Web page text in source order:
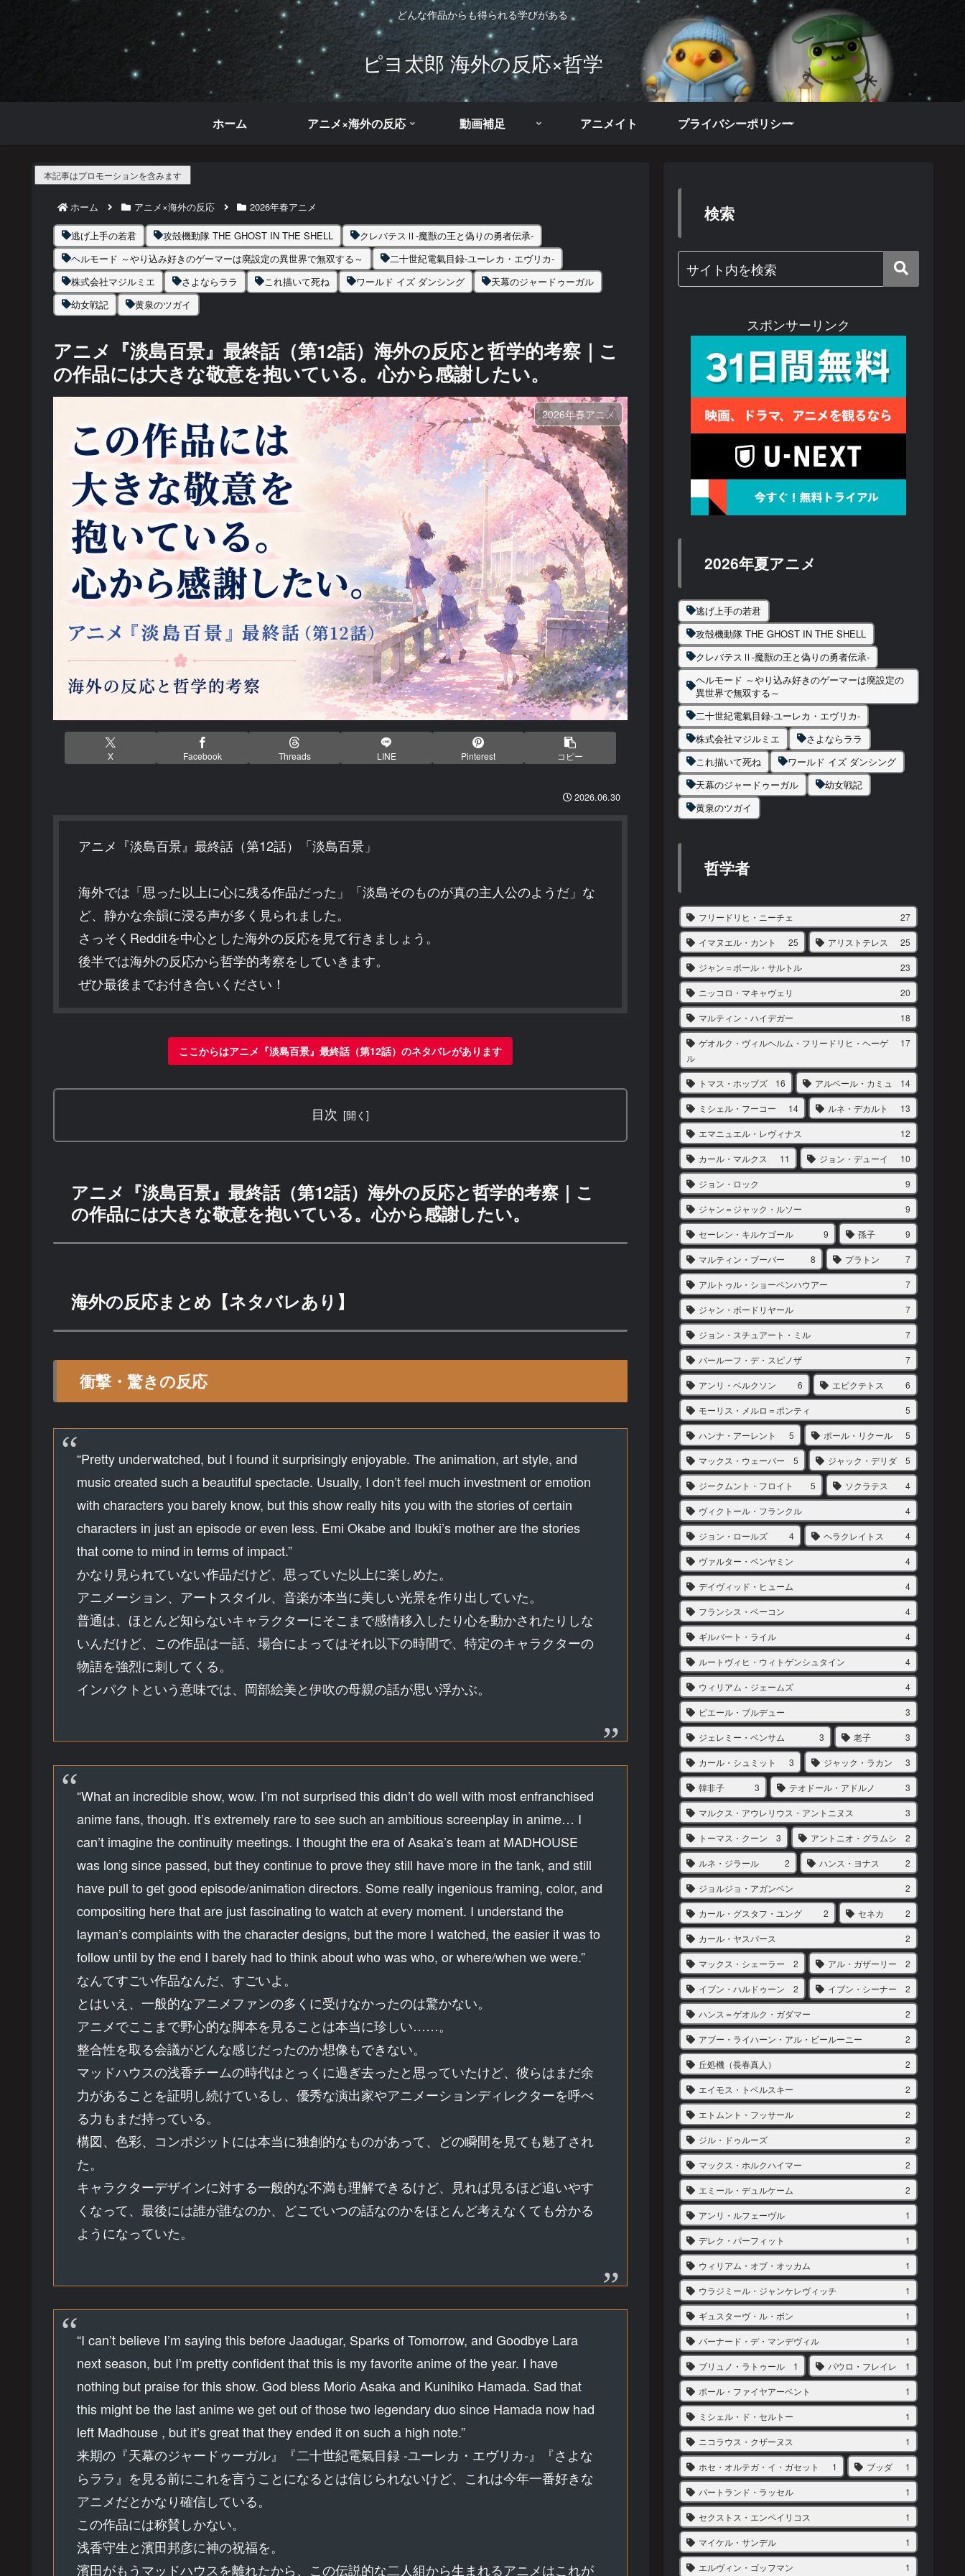
どんな作品からも得られる学びがある
ピヨ太郎 海外の反応×哲学
ホーム アニメ×海外の反応 動画補足 アニメイト プライバシーポリシー
本記事はプロモーションを含みます
ホーム アニメ×海外の反応 2026年春アニメ
逃げ上手の若君 攻殻機動隊 THE GHOST IN THE SHELL
クレバテスⅡ-魔獣の王と偽りの勇者伝承-
ヘルモード ～やり込み好きのゲーマーは廃設定の異世界で無双する～
二十世紀電氣目録-ユーレカ・エヴリカ-
株式会社マジルミエ
さよならララ これ描いて死ね ワールド イズ ダンシング
天幕のジャードゥーガル
幼女戦記
黄泉のツガイ
アニメ『淡島百景』最終話（第12話）海外の反応と哲学的考察｜こ
の作品には大きな敬意を抱いている。心から感謝したい。
2026年春アニメ
X Facebook Threads LINE Pinterest コピー
2026.06.30
アニメ『淡島百景』最終話（第12話）「淡島百景」
海外では「思った以上に心に残る作品だった」「淡島そのものが真の主人公のようだ」な
ど、静かな余韻に浸る声が多く見られました。
さっそくRedditを中心とした海外の反応を見て行きましょう。
後半では海外の反応から哲学的考察をしていきます。
ぜひ最後までお付き合いください！
ここからはアニメ『淡島百景』最終話（第12話）のネタバレがあります
目次
アニメ『淡島百景』最終話（第12話）海外の反応と哲学的考察｜こ
の作品には大きな敬意を抱いている。心から感謝したい。
海外の反応まとめ【ネタバレあり】
衝撃・驚きの反応
“Pretty underwatched, but I found it surprisingly enjoyable. The animation, art style, and
music created such a beautiful spectacle. Usually, I don’t feel much investment or emotion
with characters you barely know, but this show really hits you with the stories of certain
characters in just an episode or even less. Emi Okabe and Ibuki’s mother are the stories
that come to mind in terms of impact.”
かなり見られていない作品だけど、思っていた以上に楽しめた。
アニメーション、アートスタイル、音楽が本当に美しい光景を作り出していた。
普通は、ほとんど知らないキャラクターにそこまで感情移入したり心を動かされたりしな
いんだけど、この作品は一話、場合によってはそれ以下の時間で、特定のキャラクターの
物語を強烈に刺してくる。
インパクトという意味では、岡部絵美と伊吹の母親の話が思い浮かぶ。
“What an incredible show, wow. I’m not surprised this didn’t do well with most enfranchised
anime fans, though. It’s extremely rare to see such an ambitious screenplay in anime… I
can’t imagine the continuity meetings. I thought the era of Asaka’s team at MADHOUSE
was long since passed, but they continue to prove they still have more in the tank, and still
have pull to get good episode/animation directors. Some really ingenious framing, color, and
compositing here that are just fascinating to watch at every moment. I understand the
layman’s complaints with the character designs, but the more I watched, the easier it was to
follow until by the end I barely had to think about who was who, or where/when we were.”
なんてすごい作品なんだ、すごいよ。
とはいえ、一般的なアニメファンの多くに受けなかったのは驚かない。
アニメでここまで野心的な脚本を見ることは本当に珍しい……。
整合性を取る会議がどんな感じだったのか想像もできない。
マッドハウスの浅香チームの時代はとっくに過ぎ去ったと思っていたけど、彼らはまだ余
力があることを証明し続けているし、優秀な演出家やアニメーションディレクターを呼べ
る力もまだ持っている。
構図、色彩、コンポジットには本当に独創的なものがあって、どの瞬間を見ても魅了され
た。
キャラクターデザインに対する一般的な不満も理解できるけど、見れば見るほど追いやす
くなって、最後には誰が誰なのか、どこでいつの話なのかをほとんど考えなくても分かる
ようになっていた。
“I can’t believe I’m saying this before Jaadugar, Sparks of Tomorrow, and Goodbye Lara
next season, but I’m pretty confident that this is my favorite anime of the year. I have
nothing but praise for this show. God bless Morio Asaka and Kunihiko Hamada. Sad that
this might be the last anime we get out of those two legendary duo since Hamada now had
left Madhouse , but it’s great that they ended it on such a high note.”
来期の『天幕のジャードゥーガル』『二十世紀電氣目録 -ユーレカ・エヴリカ-』『さよな
らララ』を見る前にこれを言うことになるとは信じられないけど、これは今年一番好きな
アニメだとかなり確信している。
この作品には称賛しかない。
浅香守生と濱田邦彦に神の祝福を。
濱田がもうマッドハウスを離れたから、この伝説的な二人組から生まれるアニメはこれが
検索
スポンサーリンク
2026年夏アニメ
逃げ上手の若君
攻殻機動隊 THE GHOST IN THE SHELL
クレバテスⅡ-魔獣の王と偽りの勇者伝承-
ヘルモード ～やり込み好きのゲーマーは廃設定の
異世界で無双する～
二十世紀電氣目録-ユーレカ・エヴリカ-
株式会社マジルミエ
さよならララ
これ描いて死ね
ワールド イズ ダンシング
天幕のジャードゥーガル
幼女戦記
黄泉のツガイ
哲学者
フリードリヒ・ニーチェ 27
イマヌエル・カント 25 アリストテレス 25
ジャン＝ポール・サルトル 23
ニッコロ・マキャヴェリ 20
マルティン・ハイデガー 18
ゲオルク・ヴィルヘルム・フリードリヒ・ヘーゲ
ル
17
トマス・ホッブズ 16 アルベール・カミュ 14
ミシェル・フーコー 14 ルネ・デカルト 13
エマニュエル・レヴィナス 12
カール・マルクス 11 ジョン・デューイ 10
ジョン・ロック 9
ジャン＝ジャック・ルソー 9
セーレン・キルケゴール 9 孫子 9
マルティン・ブーバー 8 プラトン 7
アルトゥル・ショーペンハウアー 7
ジャン・ボードリヤール 7
ジョン・スチュアート・ミル 7
バールーフ・デ・スピノザ 7
アンリ・ベルクソン 6 エピクテトス 6
モーリス・メルロ＝ポンティ 5
ハンナ・アーレント 5 ポール・リクール 5
マックス・ウェーバー 5 ジャック・デリダ 5
ジークムント・フロイト 5 ソクラテス 4
ヴィクトール・フランクル 4
ジョン・ロールズ 4 ヘラクレイトス 4
ヴァルター・ベンヤミン 4
デイヴィッド・ヒューム 4
フランシス・ベーコン 4
ギルバート・ライル 4
ルートヴィヒ・ウィトゲンシュタイン 4
ウィリアム・ジェームズ 4
ピエール・ブルデュー 3
ジェレミー・ベンサム 3 老子 3
カール・シュミット 3 ジャック・ラカン 3
韓非子 3 テオドール・アドルノ 3
マルクス・アウレリウス・アントニヌス 3
トーマス・クーン 3 アントニオ・グラムシ 2
ルネ・ジラール 2 ハンス・ヨナス 2
ジョルジョ・アガンベン 2
カール・グスタフ・ユング 2 セネカ 2
カール・ヤスパース 2
マックス・シェーラー 2 アル・ガザーリー 2
イブン・ハルドゥーン 2 イブン・シーナー 2
ハンス＝ゲオルク・ガダマー 2
アブー・ライハーン・アル・ビールーニー 2
丘処機（長春真人） 2
エイモス・トベルスキー 2
エトムント・フッサール 2
ジル・ドゥルーズ 2
マックス・ホルクハイマー 2
エミール・デュルケーム 2
アンリ・ルフェーヴル 1
デレク・パーフィット 1
ウィリアム・オブ・オッカム 1
ウラジミール・ジャンケレヴィッチ 1
ギュスターヴ・ル・ボン 1
バーナード・デ・マンデヴィル 1
ブリュノ・ラトゥール 1 パウロ・フレイレ 1
ポール・ファイヤアーベント 1
ミシェル・ド・セルトー 1
ニコラウス・クザーヌス 1
ホセ・オルテガ・イ・ガセット 1 ブッダ 1
バートランド・ラッセル 1
セクストス・エンペイリコス 1
マイケル・サンデル 1
エルヴィン・ゴッフマン 1